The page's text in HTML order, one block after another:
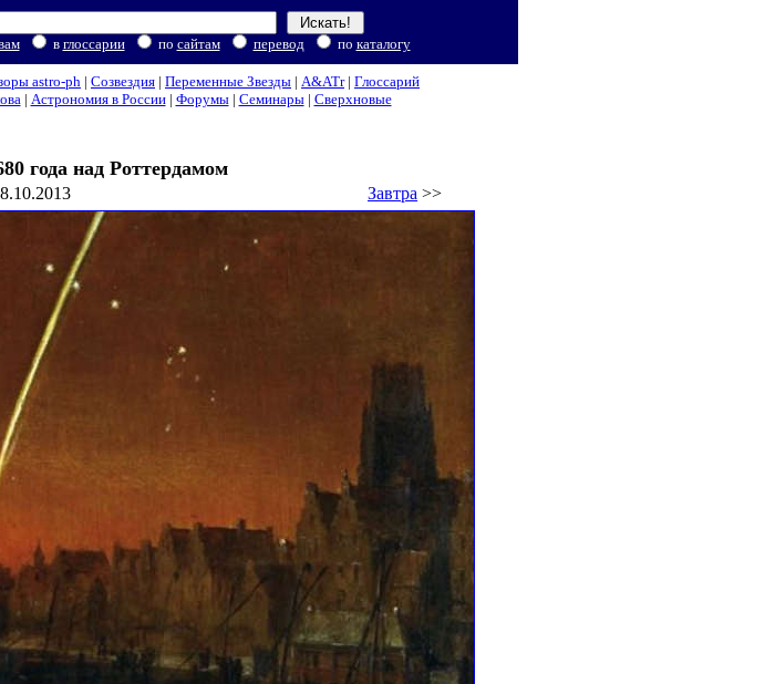
в глоссарии по сайтам перевод по каталогу
astro-ph | Созвездия | Переменные Звезды | A&ATr| Глоссарий
| Астрономия в России| Форумы| Семинары| Сверхновые
года над Роттердамом
Завтра >>